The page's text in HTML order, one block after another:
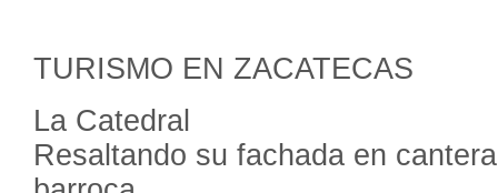
TURISMO EN ZACATECAS
La Catedral
Resaltando su fachada en